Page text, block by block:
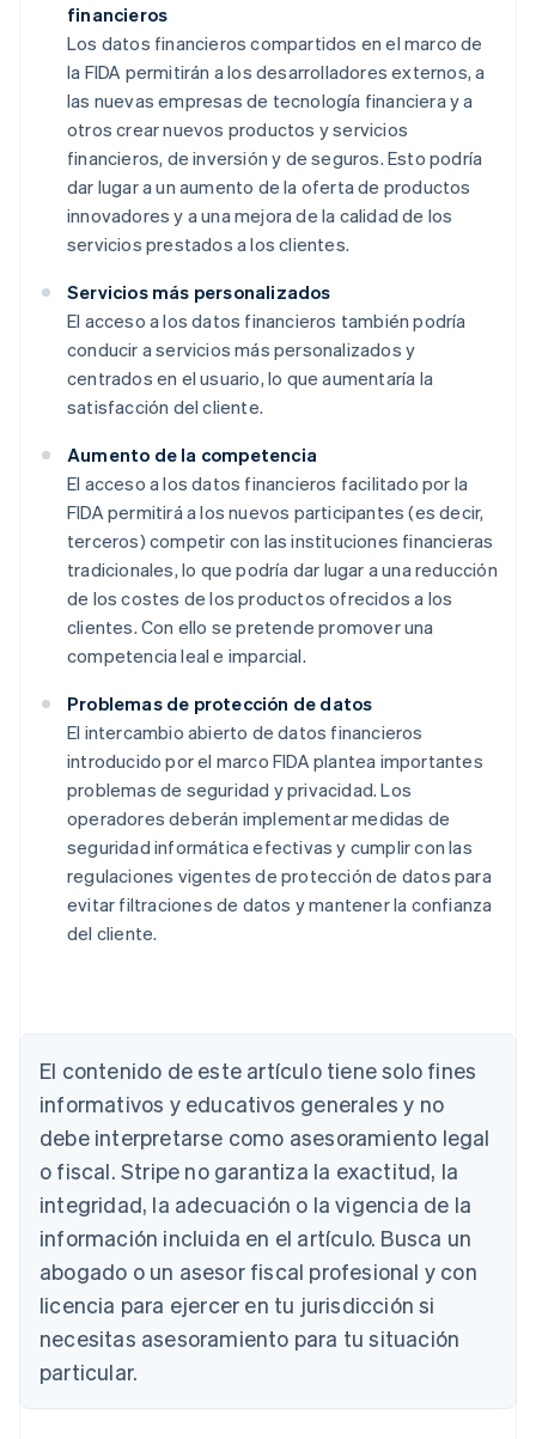
financieros
Los datos financieros compartidos en el marco de
la FIDA permitirán a los desarrolladores externos, a
las nuevas empresas de tecnología financiera y a
otros crear nuevos productos y servicios
financieros, de inversión y de seguros. Esto podría
dar lugar a un aumento de la oferta de productos
innovadores y a una mejora de la calidad de los
servicios prestados a los clientes.
Servicios más personalizados
El acceso a los datos financieros también podría
conducir a servicios más personalizados y
centrados en el usuario, lo que aumentaría la
satisfacción del cliente.
Aumento de la competencia
El acceso a los datos financieros facilitado por la
FIDA permitirá a los nuevos participantes (es decir,
terceros) competir con las instituciones financieras
tradicionales, lo que podría dar lugar a una reducción
de los costes de los productos ofrecidos a los
clientes. Con ello se pretende promover una
competencia leal e imparcial.
Problemas de protección de datos
El intercambio abierto de datos financieros
introducido por el marco FIDA plantea importantes
problemas de seguridad y privacidad. Los
operadores deberán implementar medidas de
seguridad informática efectivas y cumplir con las
regulaciones vigentes de protección de datos para
evitar filtraciones de datos y mantener la confianza
del cliente.
El contenido de este artículo tiene solo fines
informativos y educativos generales y no
debe interpretarse como asesoramiento legal
o fiscal. Stripe no garantiza la exactitud, la
integridad, la adecuación o la vigencia de la
información incluida en el artículo. Busca un
abogado o un asesor fiscal profesional y con
licencia para ejercer en tu jurisdicción si
necesitas asesoramiento para tu situación
particular.
English
Austria
Deutsch English
Bélgica
Nederlands Français English
Brasil
PortuguêsEnglish
Bulgaria
Canadá
English Français
China continental
Chipre